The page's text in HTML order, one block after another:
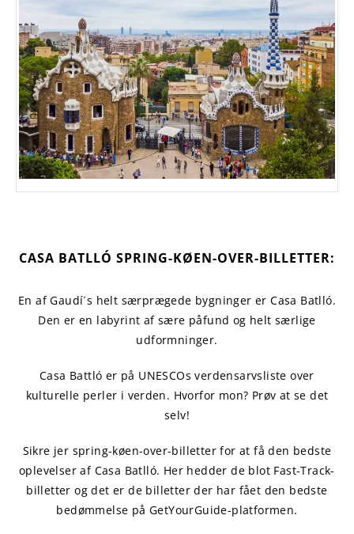
CASA BATLLÓ SPRING-KØEN-OVER-BILLETTER:
En af Gaudí´s helt særprægede bygninger er Casa Batlló.
Den er en labyrint af sære påfund og helt særlige
udformninger.
Casa Battló er på UNESCOs verdensarvsliste over
kulturelle perler i verden. Hvorfor mon? Prøv at se det
selv!
Sikre jer spring-køen-over-billetter for at få den bedste
oplevelser af Casa Batlló. Her hedder de blot Fast-Track-
billetter og det er de billetter der har fået den bedste
bedømmelse på GetYourGuide-platformen.